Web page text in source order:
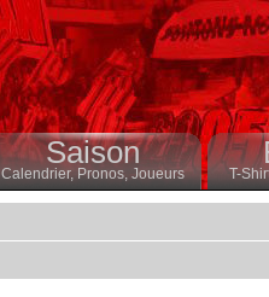
Saison
Calendrier,Pronos, Joueurs T-